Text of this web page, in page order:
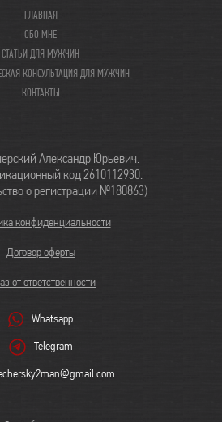
ГЛАВНАЯ
ОБО МНЕ
СТАТЬИ ДЛЯ МУЖЧИН
КОНСУЛЬТАЦИЯ ДЛЯ МУЖЧИН
КОНТАКТЫ
Александр Юрьевич.
код 2610112930.
о регистрации №180863)
конфиденциальности
Договор оферты
от ответственности
Whatsapp
Telegram